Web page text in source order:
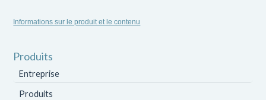
Informations sur le produit et le contenu
Produits
Entreprise
Produits